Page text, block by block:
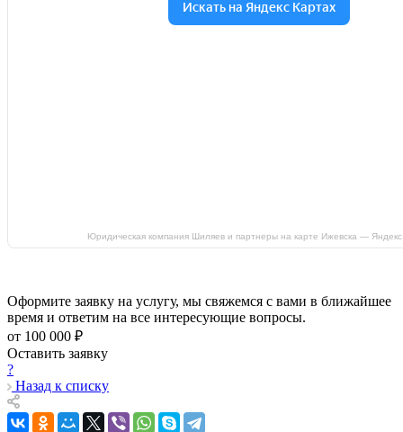
Юридическая компания Шиляев и партнеры на карте Ижевска —
Оформите заявку на услугу, мы свяжемся с вами в ближайшее
время и ответим на все интересующие вопросы.
от 100 000 ₽
Оставить заявку
?
Назад к списку